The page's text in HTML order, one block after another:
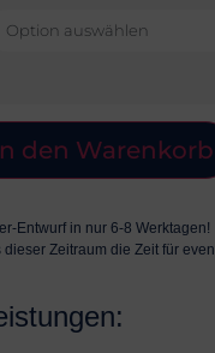
den Warenkorb
Entwurf in nur 6-8 Werktagen!
dieser Zeitraum die Zeit für